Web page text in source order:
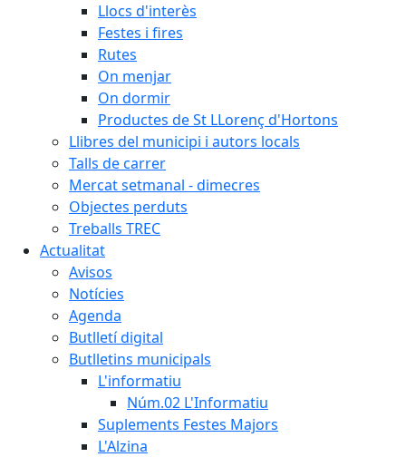
Llocs d'interès
Festes i fires
Rutes
On menjar
On dormir
Productes de St LLorenç d'Hortons
Llibres del municipi i autors locals
Talls de carrer
Mercat setmanal - dimecres
Objectes perduts
Treballs TREC
Actualitat
Avisos
Notícies
Agenda
Butlletí digital
Butlletins municipals
L'informatiu
Núm.02 L'Informatiu
Suplements Festes Majors
L'Alzina